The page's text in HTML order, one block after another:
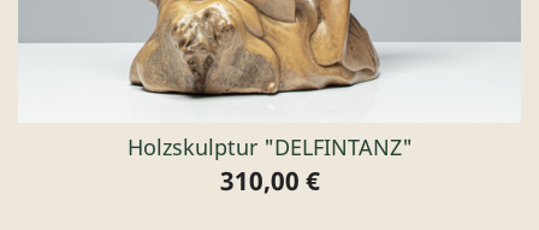
Holzskulptur "DELFINTANZ"
Preis
310,00 €